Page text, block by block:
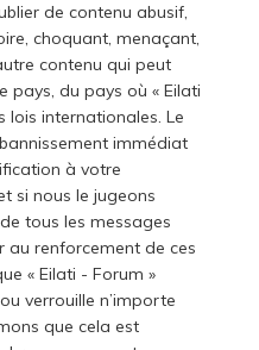
de contenu abusif,
choquant, menaçant,
contenu qui peut
pays, du pays où « Eilati
lois internationales. Le
immédiat
à votre
si nous le jugeons
tous les messages
au renforcement de ces
« Eilati - Forum »
verrouille n’importe
que cela est